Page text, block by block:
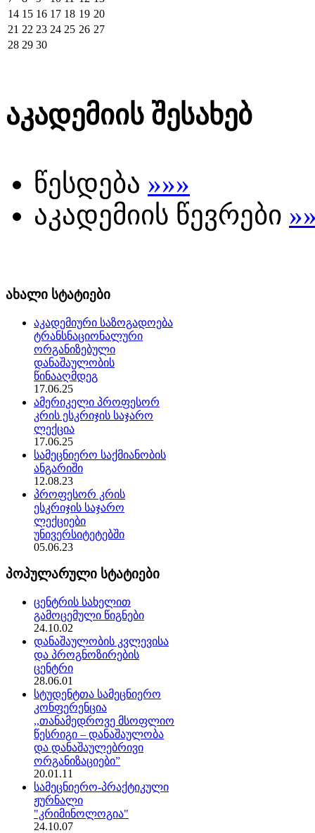
14 15 16 17 18 19 20
21 22 23 24 25 26 27
28 29 30
აკადემიის შესახებ
წესდება »»»
აკადემიის წევრები
ახალი სტატიები
აკადემიური საზოგადოება
ტრანსნაციონალური
ორგანიზებული
დანაშაულობის
წინააღმდეგ
17.06.25
ამერიკელი პროფესორ
კრის ესკრიჯის საჯარო
ლექცია
17.06.25
სამეცნიერო საქმიანობის
ანგარიში
12.08.23
პროფესორ კრის
ესკრიჯის საჯარო
ლექციები
უნივერსიტეტებში
05.06.23
პოპულარული სტატიები
ცენტრის სახელით
გამოცემული წიგნები
24.10.02
დანაშაულობის კვლევისა
და პროგნოზირების
ცენტრი
28.06.01
სტუდენტთა სამეცნიერო
კონფერენცია
,,თანამედროვე მსოფლიო
წესრიგი – დანაშაულობა
და დანაშაულებრივი
ორგანიზაციები”
20.01.11
სამეცნიერო-პრაქტიკული
ჟურნალი
"კრიმინოლოგია"
24.10.07